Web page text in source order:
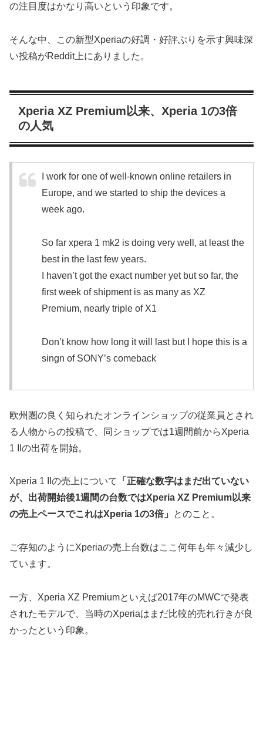
の注目度はかなり高いという印象です。
そんな中、この新型Xperiaの好調・好評ぶりを示す興味深
い投稿がReddit上にありました。
Xperia XZ Premium以来、Xperia 1の3倍
の人気
I work for one of well-known online retailers in
Europe, and we started to ship the devices a
week ago.
So far xpera 1 mk2 is doing very well, at least the
best in the last few years.
I haven’t got the exact number yet but so far, the
first week of shipment is as many as XZ
Premium, nearly triple of X1
Don’t know how long it will last but I hope this is a
singn of SONY’s comeback
欧州圏の良く知られたオンラインショップの従業員とされ
る人物からの投稿で、同ショップでは1週間前からXperia
1 IIの出荷を開始。
Xperia 1 IIの売上について
「正確な数字はまだ出ていない
が、出荷開始後1週間の台数ではXperia XZ Premium以来
の売上ペースでこれはXperia 1の3倍」
とのこと。
ご存知のようにXperiaの売上台数はここ何年も年々減少し
ています。
一方、Xperia XZ Premiumといえば2017年のMWCで発表
されたモデルで、当時のXperiaはまだ比較的売れ行きが良
かったという印象。